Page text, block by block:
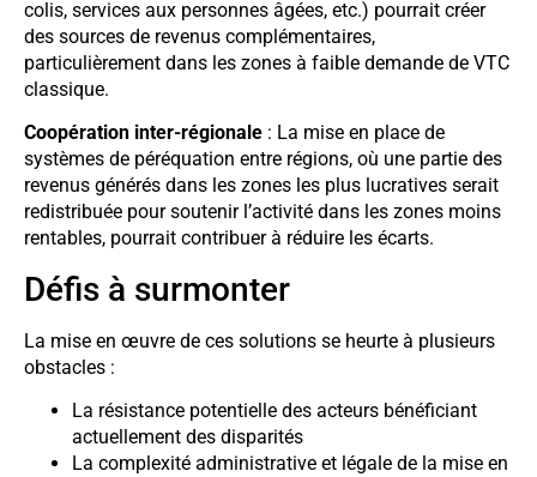
colis, services aux personnes âgées, etc.) pourrait créer
des sources de revenus complémentaires,
particulièrement dans les zones à faible demande de VTC
classique.
Coopération inter-régionale : La mise en place de
systèmes de péréquation entre régions, où une partie des
revenus générés dans les zones les plus lucratives serait
redistribuée pour soutenir l’activité dans les zones moins
rentables, pourrait contribuer à réduire les écarts.
Défis à surmonter
La mise en œuvre de ces solutions se heurte à plusieurs
obstacles :
La résistance potentielle des acteurs bénéficiant
actuellement des disparités
La complexité administrative et légale de la mise en